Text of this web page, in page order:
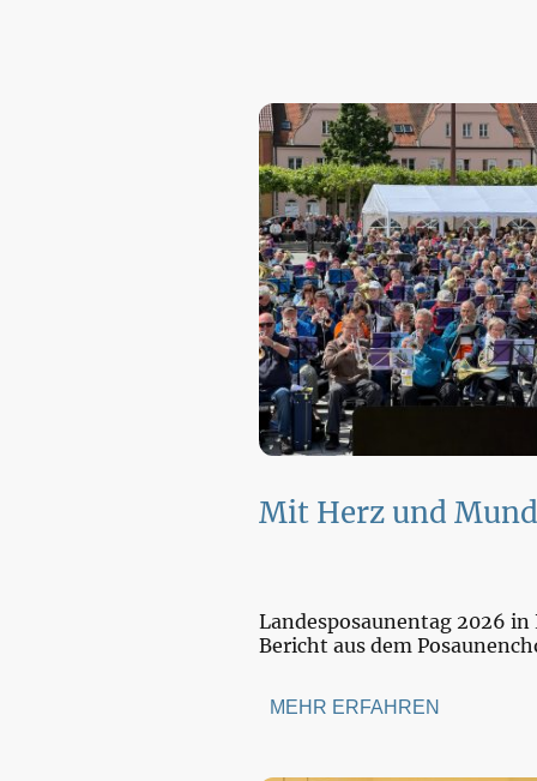
Mit Herz und
Landesposaunentag 2026 in
Bericht aus dem
MEHR ERFAHREN